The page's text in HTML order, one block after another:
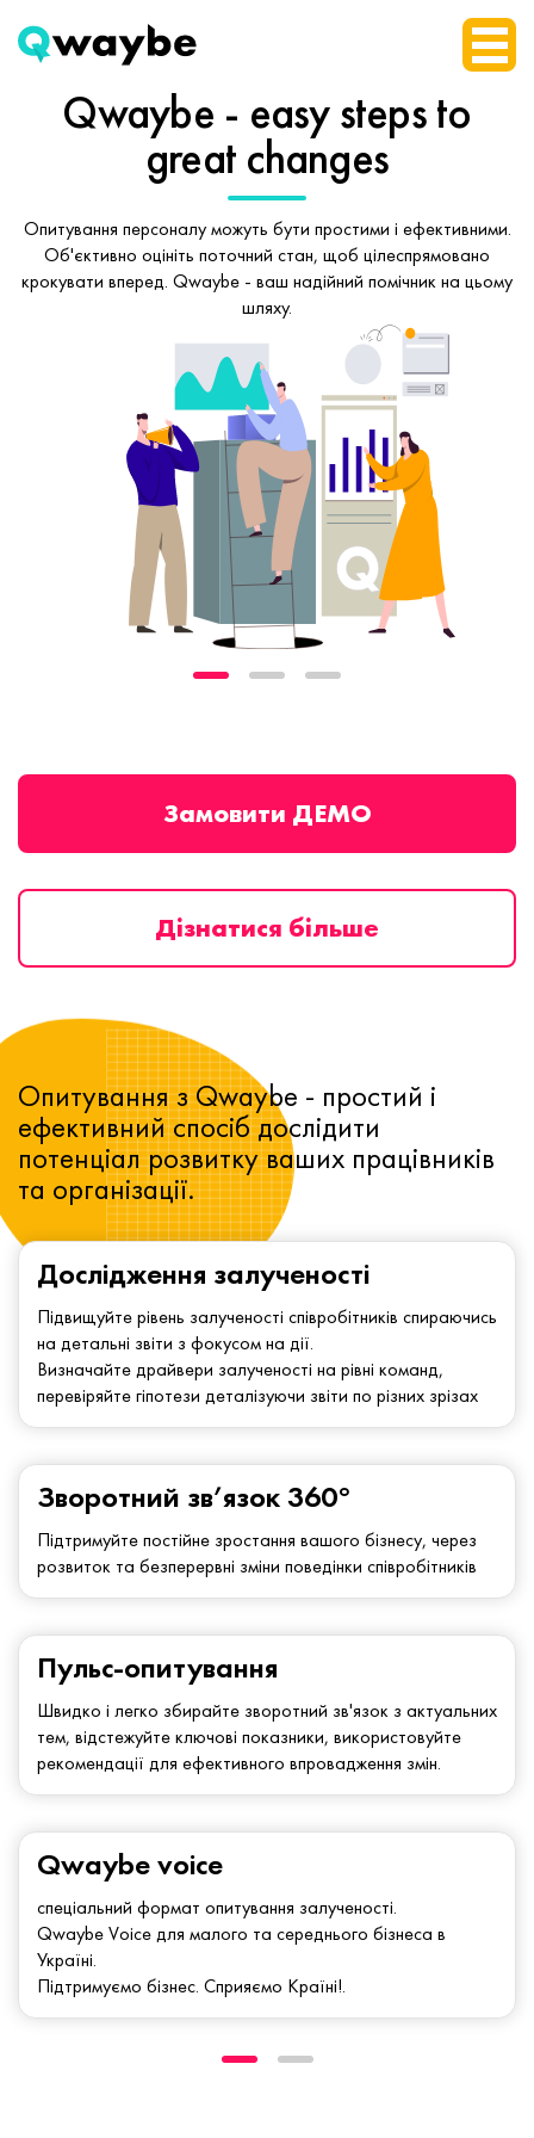
Qwaybe - easy stepsto
great changes
Опитування персоналу можуть бути простими і ефективними.
Об'єктивно оцініть поточний стан, щоб цілеспрямовано
крокувати вперед. Qwaybe - ваш надійний помічник на цьому
шляху.
Замовити ДЕМО
Дізнатися більше
Дослідження залученості
Підвищуйте рівень залученості співробітників спираючись
на детальні звіти з фокусом на дії.
Визначайте драйвери залученості на рівні команд,
перевіряйте гіпотези деталізуючи звіти по різних зрізах
Зворотний зв’язок 360°
Підтримуйте постійне зростання вашого бізнесу, через
розвиток та безперервні зміни поведінки співробітників
Опитування з Qwaybe - простий і
ефективний спосіб дослідити
потенціал розвитку ваших працівників
та організації.
Qwaybe voice
спеціальний формат опитування залученості.
Qwaybe Voice для малого та середнього бізнеса в
Україні.
Підтримуємо бізнес. Сприяємо Країні!.
Пульс-опитування
Швидко і легко збирайте зворотний зв'язок з актуальних
тем, відстежуйте ключові показники, використовуйте
рекомендації для ефективного впровадження змін.